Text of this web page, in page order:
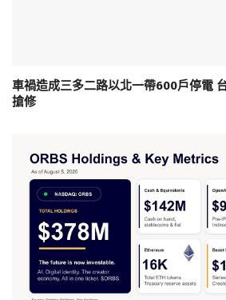
車禍造成三多二路以北一帶600戶停電
搶修